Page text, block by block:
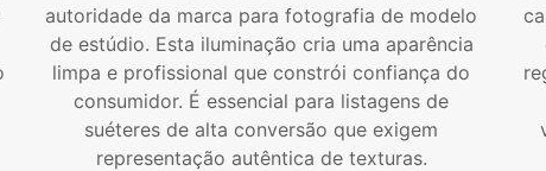
autoridade da marca para fotografia de modelo
de estúdio. Esta iluminação cria uma aparência
limpa e profissional que constrói confiança do
consumidor. É essencial para listagens de
suéteres de alta conversão que exigem
representação autêntica de texturas.